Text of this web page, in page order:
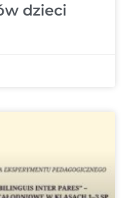
dzieci